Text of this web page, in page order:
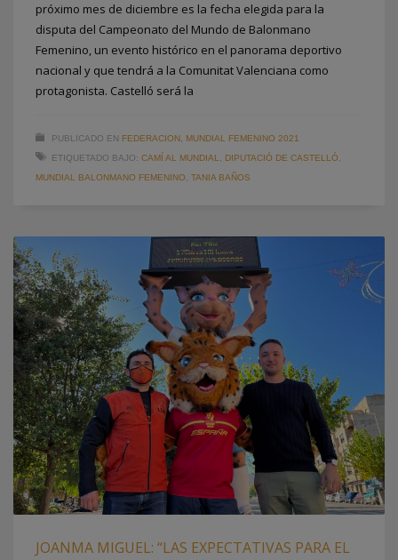
próximo mes de diciembre es la fecha elegida para la
disputa del Campeonato del Mundo de Balonmano
Femenino, un evento histórico en el panorama deportivo
nacional y que tendrá a la Comunitat Valenciana como
protagonista. Castelló será la
PUBLICADO EN FEDERACION
MUNDIAL FEMENINO 2021
ETIQUETADO BAJO: CAMÍ AL MUNDIAL DIPUTACIÓ DE CASTELLÓ
MUNDIAL BALONMANO FEMENINO TANIA BAÑOS
JOANMA MIGUEL: “LAS EXPECTATIVAS PARA EL